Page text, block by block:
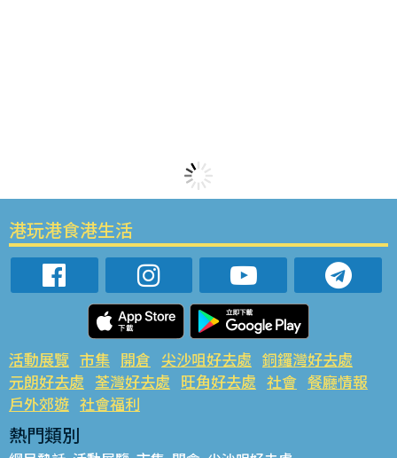
港玩港食港生活
活動展覽 市集 開倉 尖沙咀好去處 銅鑼灣好去處
元朗好去處 荃灣好去處 旺角好去處 社會 餐廳情報
戶外郊遊 社會福利
熱門類別